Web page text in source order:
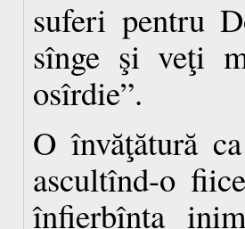
suferi pentru
sînge şi veţi
osîrdie”.
O învăţătură
ascultînd-o
înfierbînta